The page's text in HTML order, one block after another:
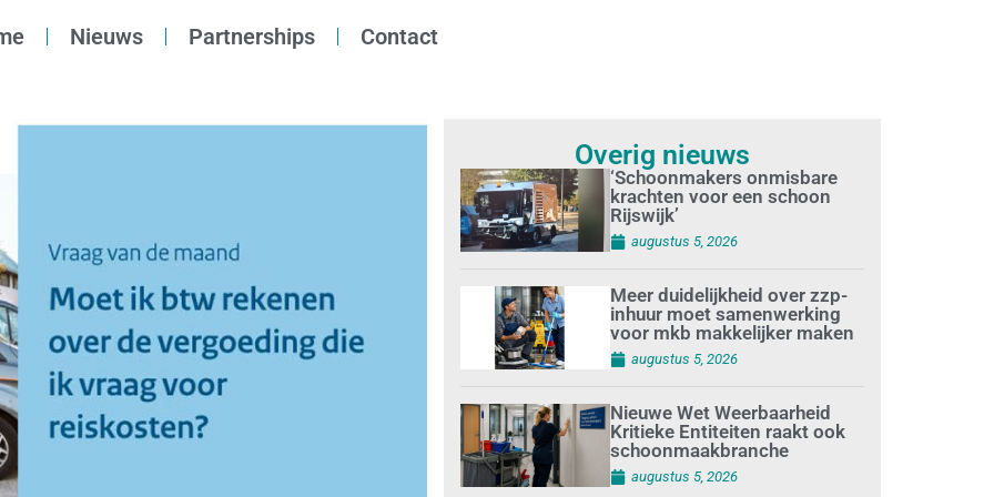
Nieuws Partnerships Contact
Overig nieuws
‘Schoonmakers onmisbare
krachten voor een schoon
Rijswijk’
augustus 5, 2026
Meer duidelijkheid over zzp-
inhuur moet samenwerking
voor mkb makkelijker maken
augustus 5, 2026
Nieuwe Wet Weerbaarheid
Kritieke Entiteiten raakt ook
schoonmaakbranche
augustus 5, 2026